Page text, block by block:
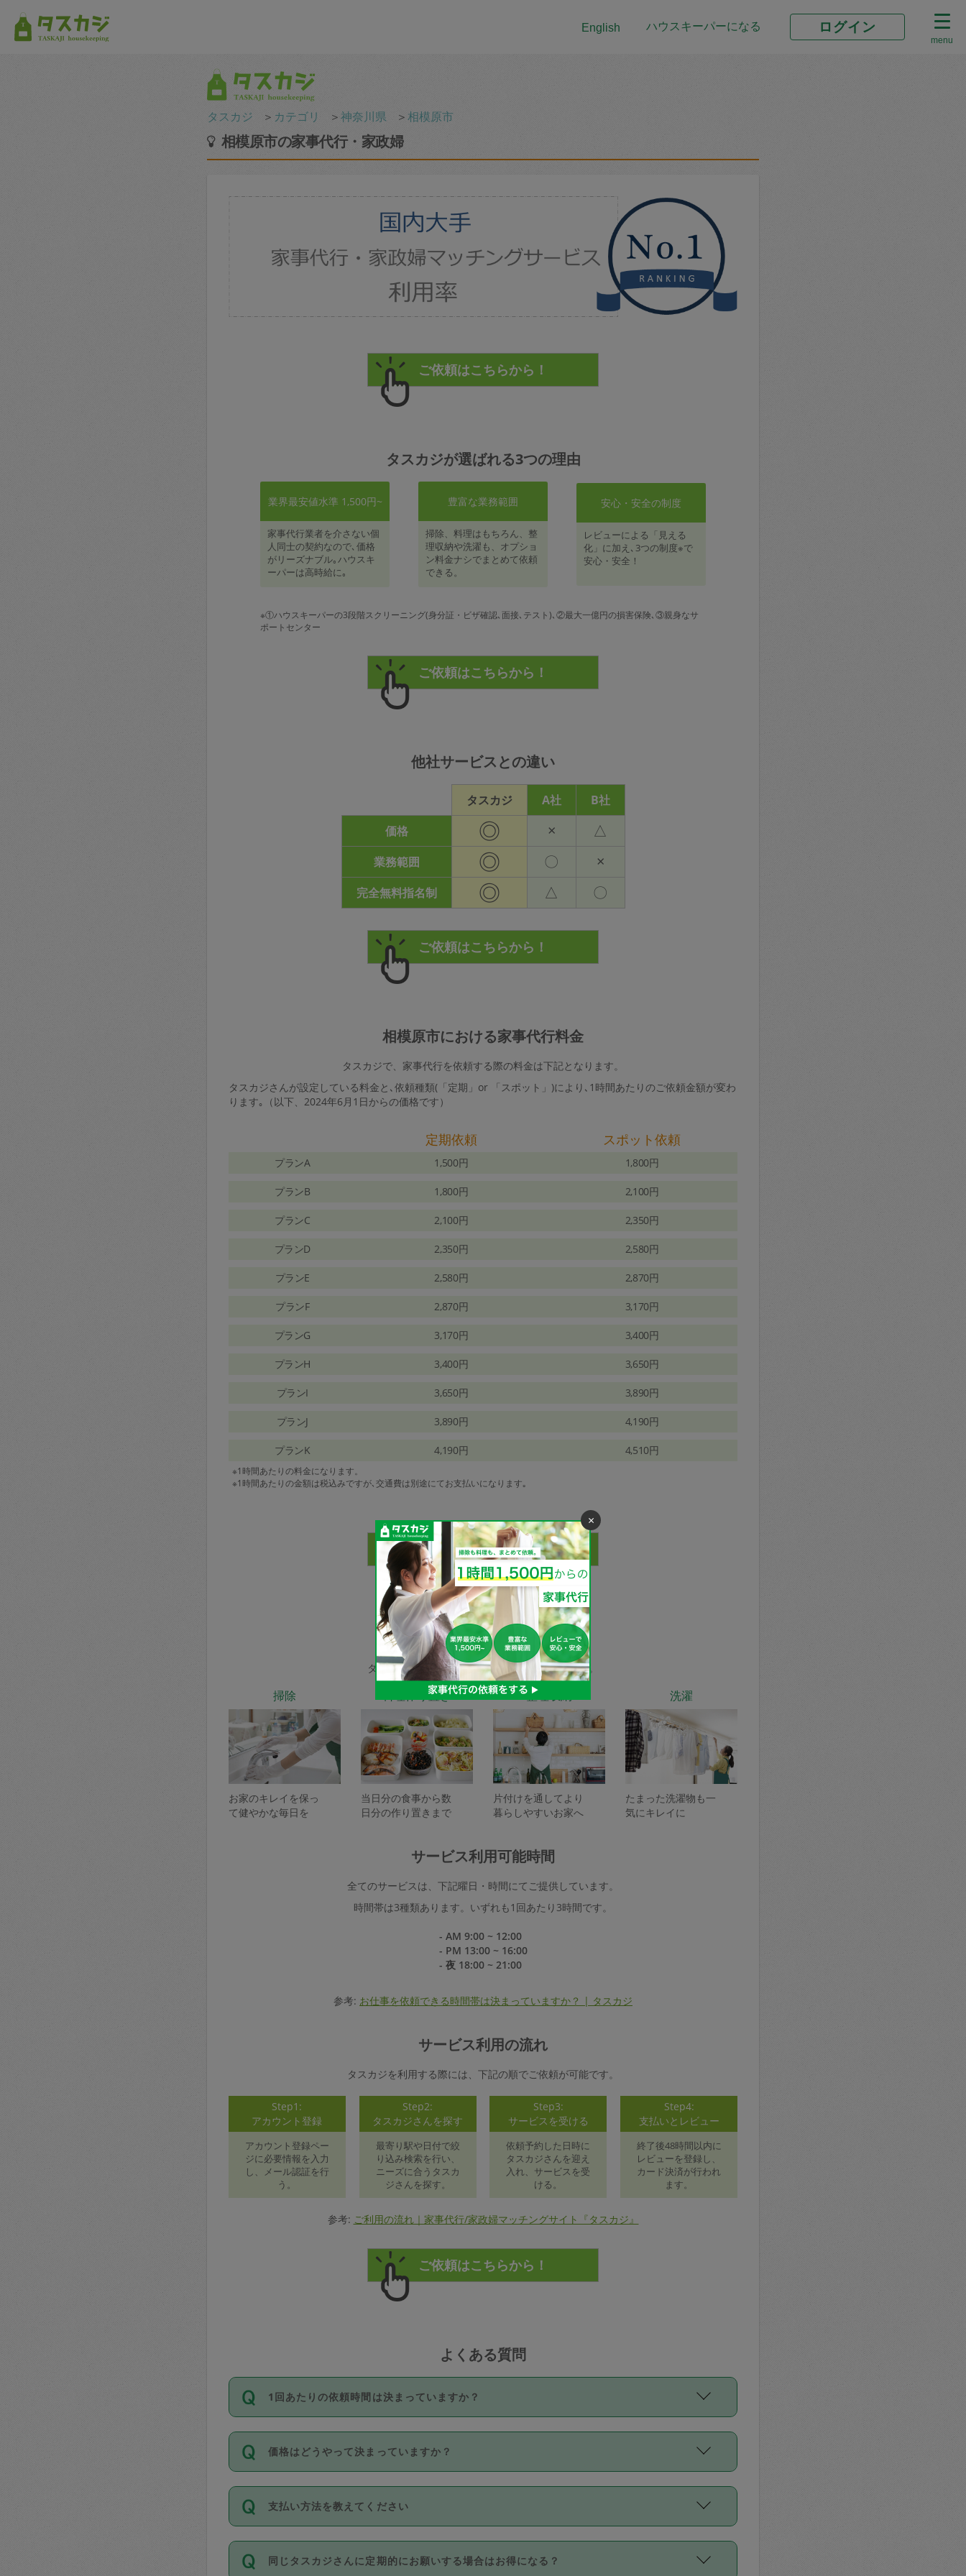
English ハウスキーパーになる ログイン
menu
タスカジ ＞ カテゴリ ＞神奈川県 ＞相模原市
相模原市の家事代行・家政婦
タスカジが選ばれる3つの理由
業界最安値水準 1,500円~
家事代行業者を介さない個
人同士の契約なので､価格
がリーズナブル｡ハウスキ
ーパーは高時給に｡
豊富な業務範囲
掃除、料理はもちろん、整
理収納や洗濯も、オプショ
ン料金ナシでまとめて依頼
できる。
安心・安全の制度
レビューによる「見える
化」に加え､3つの制度※で
安心・安全！
※①ハウスキーパーの3段階スクリーニング(身分証・ビザ確認､面接､テスト)､②最大一億円の損害保険､③親身なサ
ポートセンター
他社サービスとの違い
タスカジ A社
B社
価格
◎ × △
業務範囲 ◎ 〇 ×
完全無料指名制 ◎ △ 〇
相模原市における家事代行料金
タスカジで、家事代行を依頼する際の料金は下記となります。
タスカジさんが設定している料金と､依頼種類(「定期」or 「スポット」)により､1時間あたりのご依頼金額が変わ
ります｡（以下、2024年6月1日からの価格です）
定期依頼 スポット依頼
プランA 1,500円 1,800円
プランB 1,800円 2,100円
プランC 2,100円 2,350円
プランD 2,350円 2,580円
プランE 2,580円 2,870円
プランF 2,870円 3,170円
プランG 3,170円 3,400円
プランH 3,400円 3,650円
プランI 3,650円 3,890円
プランJ 3,890円 4,190円
プランK 4,190円 4,510円
※1時間あたりの料金になります。
※1時間あたりの金額は税込みですが､交通費は別途にてお支払いになります｡
家事代行サービスの種類
タスカジで依頼できるサービスは下記となります。
掃除
お家のキレイを保っ
て健やかな毎日を
料理作り置き
当日分の食事から数
日分の作り置きまで
整理収納
片付けを通してより
暮らしやすいお家へ
洗濯
たまった洗濯物も一
気にキレイに
サービス利用可能時間
全てのサービスは、下記曜日・時間にてご提供しています。
時間帯は3種類あります。いずれも1回あたり3時間です。
- AM 9:00 ~ 12:00
- PM 13:00 ~ 16:00
- 夜 18:00 ~ 21:00
参考: お仕事を依頼できる時間帯は決まっていますか？ | タスカジ
サービス利用の流れ
タスカジを利用する際には、下記の順でご依頼が可能です。
Step1:
アカウント登録
アカウント登録ペー
ジに必要情報を入力
し、メール認証を行
う。
Step2:
タスカジさんを探す
最寄り駅や日付で絞
り込み検索を行い、
ニーズに合うタスカ
ジさんを探す。
Step3:
サービスを受ける
依頼予約した日時に
タスカジさんを迎え
入れ、サービスを受
ける。
Step4:
支払いとレビュー
終了後48時間以内に
レビューを登録し、
カード決済が行われ
ます。
参考: ご利用の流れ｜家事代行/家政婦マッチングサイト『タスカジ』
よくある質問
1回あたりの依頼時間は決まっていますか？
依頼1回につき3時間固定です。3時間を超えて依頼したい場合は、延長機能をご利用くださ
い。機能をご利用いただくには、タスカジさんに事前に相談し、合意の上事前申請すること
が必要です。なお、3時間を下回っても、値引き等はございません。
価格はどうやって決まっていますか？
11種類の価格帯の中からタスカジさん自身が価格を選んで設定しています。
タスカジさんの価格設定には最初は制限があり、レビュー件数、レビューの平均値、などで
除々に設定可能な最高額が上がっていく仕組みになっています。
支払い方法を教えてください
お支払方法はクレジットカード（Visa／Master／JCB／AMERICAN EXPRESS／Diners
Club）のみとなります。
同じタスカジさんに定期的にお願いする場合はお得になる？
×